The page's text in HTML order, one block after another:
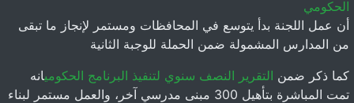
الحكومي
أن عمل اللجنة بدأ يتوسع في المحافظات ومستمر لإنجاز ما تبقى
من المدارس المشمولة ضمن الحملة للوجبة الثانية
كما ذكر ضمن التقرير النصف سنوي لتنفيذ البرنامج الحكوميانه
تمت المباشرة بتأهيل 300 مبنى مدرسي آخر، والعمل مستمر لبناء